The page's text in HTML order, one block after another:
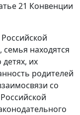
21 Конвенции
находятся
их
родителей
со